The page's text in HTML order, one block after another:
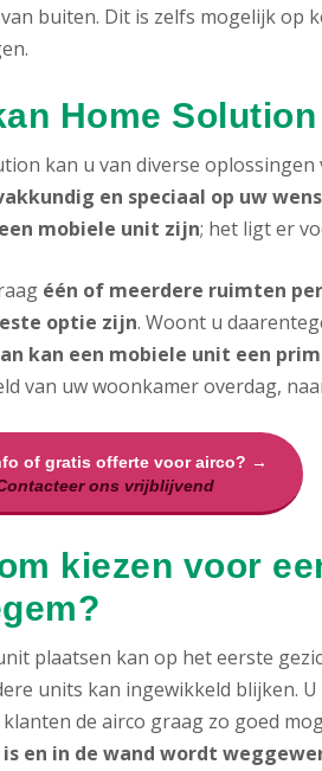
buiten. Dit is zelfs mogelijk op
Home
kan u van diverse
en speciaal op uw
mobiele unit zijn; het ligt er
één of meerdere ruimten
optie zijn. Woont u
kan een mobiele unit een
van uw woonkamer overdag,
of gratis offerte voor airco? →
ons vrijblijvend
kiezen voor
plaatsen kan op het eerste
units kan ingewikkeld blijken.
de airco graag zo goed
en in de wand wordt